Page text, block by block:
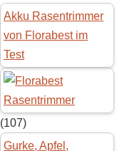
Akku Rasentrimmer
von Florabest im
Test
(107)
Gurke, Apfel,